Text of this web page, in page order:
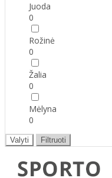
Juoda
0
Rožinė
0
Žalia
0
Mėlyna
0
Valyti Filtruoti